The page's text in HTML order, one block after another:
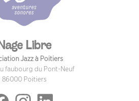
Libre
Jazz à Poitiers
faubourg du Pont-Neuf
86000 Poitiers